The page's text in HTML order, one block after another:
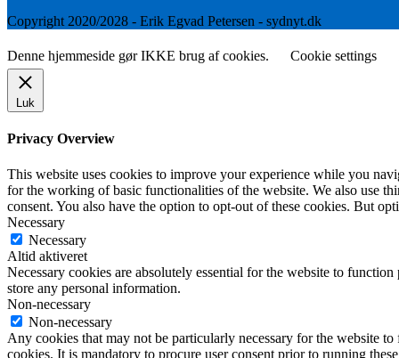
Copyright 2020/2028 - Erik Egvad Petersen - sydnyt.dk
Denne hjemmeside gør IKKE brug af cookies. Cookie settings
Luk
Privacy Overview
This website uses cookies to improve your experience while you
for the working of basic functionalities of the website. We also use
consent. You also have the option to opt-out of these cookies. But
Necessary
Necessary
Altid aktiveret
Necessary cookies are absolutely essential for the website to
store any personal information.
Non-necessary
Non-necessary
Any cookies that may not be particularly necessary for the website
cookies. It is mandatory to procure user consent prior to running